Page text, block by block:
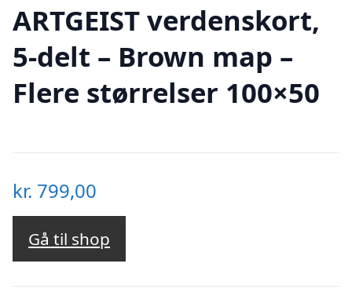
ARTGEIST verdenskort,
5-delt – Brown map –
Flere størrelser 100×50
kr. 799,00
Gå til shop